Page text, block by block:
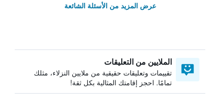
عرض المزيد من الأسئلة الشائعة
الملايين من التعليقات
تقييمات وتعليقات حقيقية من ملايين النزلاء، مثلك
تمامًا. احجز إقامتك المثالية بكل ثقة!